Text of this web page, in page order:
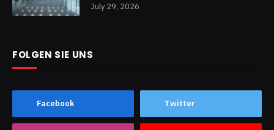
July 29, 2026
FOLGEN SIE UNS
Facebook Twitter